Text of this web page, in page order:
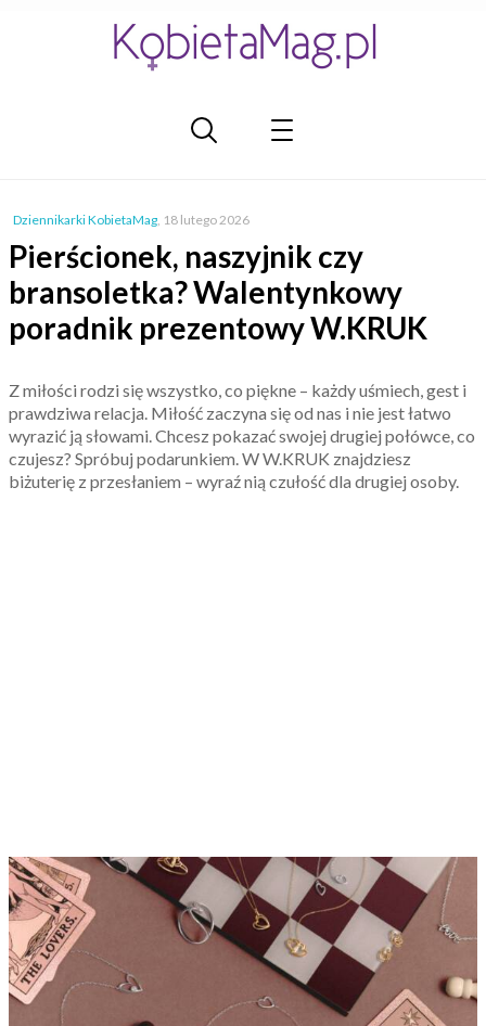
Dziennikarki KobietaMag, 18 lutego 2026
Pierścionek, naszyjnik czy
bransoletka? Walentynkowy
poradnik prezentowy W.KRUK
Z miłości rodzi się wszystko, co piękne – każdy uśmiech, gest i
prawdziwa relacja. Miłość zaczyna się od nas i nie jest łatwo
wyrazić ją słowami. Chcesz pokazać swojej drugiej połówce, co
czujesz? Spróbuj podarunkiem. W W.KRUK znajdziesz
biżuterię z przesłaniem – wyraź nią czułość dla drugiej osoby.